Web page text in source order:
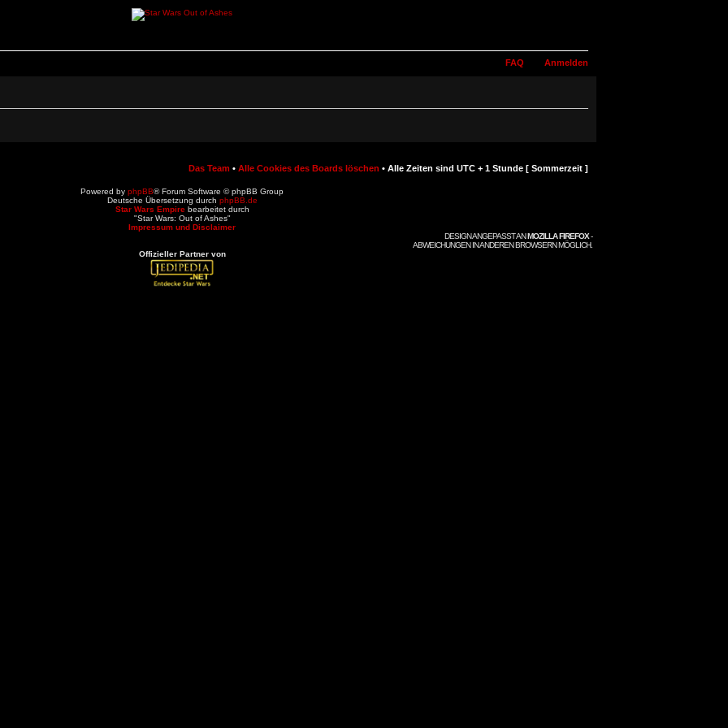
FAQ Anmelden
Das Team • Alle Cookies des Boards löschen • Alle Zeiten sind UTC + 1 Stunde [ Sommerzeit ]
Powered by phpBB® Forum Software © phpBB Group
Deutsche Übersetzung durch phpBB.de
Star Wars Empirebearbeitet durch
"Star Wars: Out of Ashes"
Impressum und Disclaimer
DESIGN ANGEPASST ANMOZILLA FIREFOX-
ABWEICHUNGEN IN ANDEREN BROWSERN MÖGLICH.
Offizieller Partner von